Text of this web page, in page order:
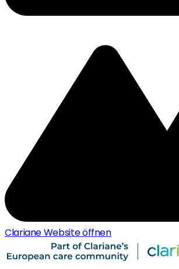
Clariane Website öffnen